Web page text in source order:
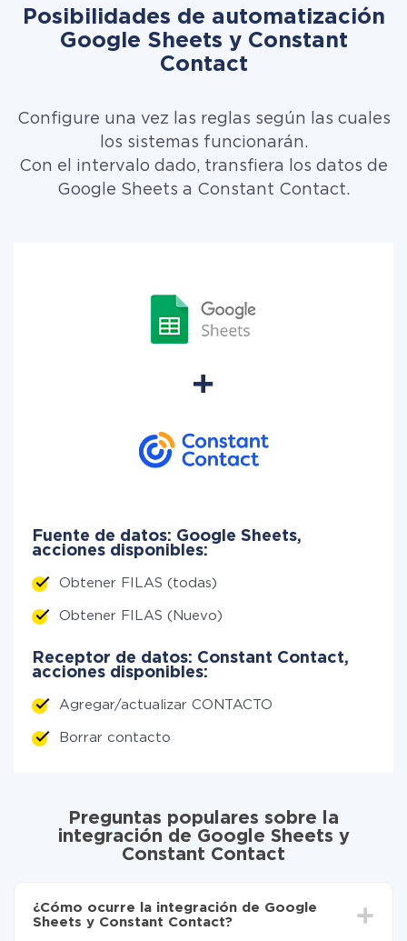
Posibilidades de automatización
Google Sheets y Constant
Contact
Configure una vez las reglas según las cuales
los sistemas funcionarán.
Con el intervalo dado, transfiera los datos de
Google Sheets a Constant Contact.
Fuente de datos: Google Sheets,
acciones disponibles:
Obtener FILAS (todas)
Obtener FILAS (Nuevo)
Receptor de datos: Constant Contact,
acciones disponibles:
Agregar/actualizar CONTACTO
Borrar contacto
Preguntas populares sobre la
integración de Google Sheets y
Constant Contact
¿Cómo ocurre la integración de Google
Sheets y Constant Contact?